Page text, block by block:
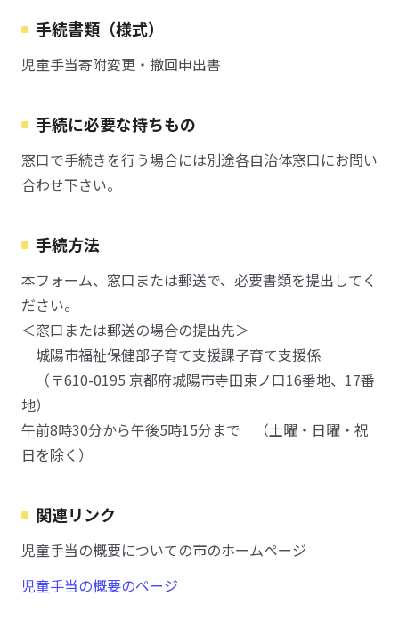
手続書類（様式）
児童手当寄附変更・撤回申出書
手続に必要な持ちもの
窓口で手続きを行う場合には別途各自治体窓口にお問い
合わせ下さい。
手続方法
本フォーム、窓口または郵送で、必要書類を提出してく
ださい。
＜窓口または郵送の場合の提出先＞
城陽市福祉保健部子育て支援課子育て支援係
（〒610-0195 京都府城陽市寺田東ノ口16番地、17番
地）
午前8時30分から午後5時15分まで （土曜・日曜・祝
日を除く）
関連リンク
児童手当の概要についての市のホームページ
児童手当の概要のページ